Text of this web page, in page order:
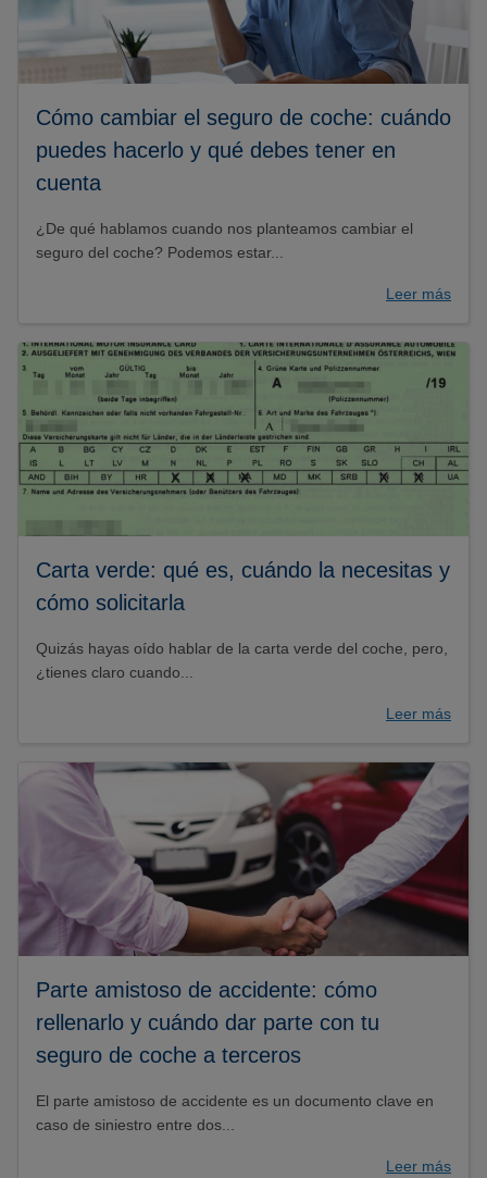
Cómo cambiar el seguro de coche: cuándo
puedes hacerlo y qué debes tener en
cuenta
¿De qué hablamos cuando nos planteamos cambiar el
seguro del coche? Podemos estar...
Leer más
Carta verde: qué es, cuándo la necesitas y
cómo solicitarla
Quizás hayas oído hablar de la carta verde del coche, pero,
¿tienes claro cuando...
Leer más
Parte amistoso de accidente: cómo
rellenarlo y cuándo dar parte con tu
seguro de coche a terceros
El parte amistoso de accidente es un documento clave en
caso de siniestro entre dos...
Leer más